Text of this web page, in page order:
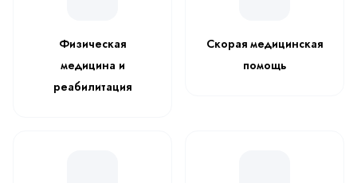
Физическая
медицина и
реабилитация
Скорая медицинская
помощь